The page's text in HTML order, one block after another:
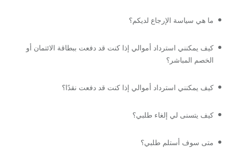
ما هي سياسة الإرجاع لديكم؟
كيف يمكنني استرداد أموالي إذا كنت قد دفعت ببطاقة الائتمان أو
الخصم المباشر؟
كيف يمكنني استرداد أموالي إذا كنت قد دفعت نقدًا؟
كيف يتسنى لي إلغاء طلبي؟
متى سوف أستلم طلبي؟